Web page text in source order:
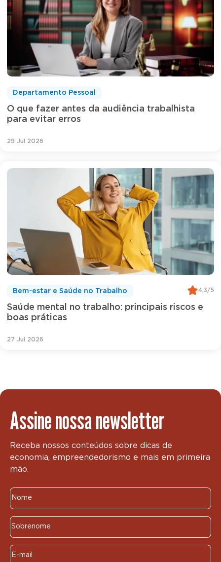
O que fazer antes da audiência trabalhista
para evitar erros
Departamento Pessoal
29 Jul 2026
Saúde mental no trabalho: principais riscos e
boas práticas
Bem-estar e Saúde no Trabalho 4,3/5
27 Jul 2026
Assine nossa newsletter
Receba nossos conteúdos sobre dicas de
economia, empreendedorismo e mais em primeira
mão.